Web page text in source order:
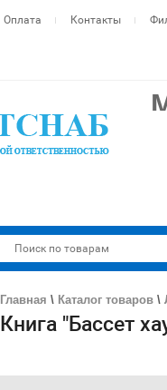
Оплата Контакты
Главная \ Каталог товаров \
Книга "Бассет